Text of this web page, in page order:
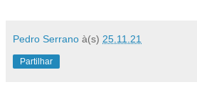
Pedro Serrano à(s) 25.11.21
Partilhar